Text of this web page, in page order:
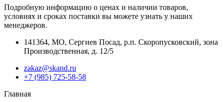
Подробную информацию о ценах и наличии товаров,
условиях и сроках поставки вы можете узнать у наших
менеджеров.
141364, МО, Сергиев Посад, р.п. Скоропусковский, зона
Производственная, д. 12/5
zakaz@skand.ru
+7 (985) 725-58-58
Главная